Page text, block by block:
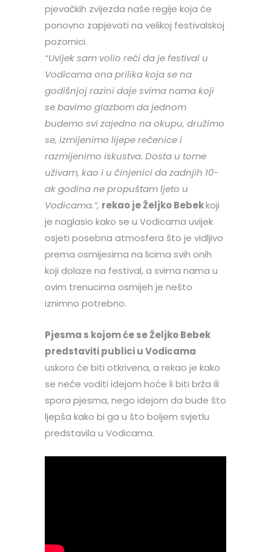
pjevačkih zvijezda naše regije koja će
ponovno zapjevati na velikoj festivalskoj
pozornici.
“Uvijek sam volio reći da je festival u
Vodicama ona prilika koja se na
godišnjoj razini daje svima nama koji
se bavimo glazbom da jednom
budemo svi zajedno na okupu, družimo
se, izmijenimo lijepe rečenice i
razmijenimo iskustva. Dosta u tome
uživam, kao i u činjenici da zadnjih 10-
ak godina ne propuštam ljeto u
Vodicama.”, rekao je Željko Bebekkoji
je naglasio kako se u Vodicama uvijek
osjeti posebna atmosfera što je vidljivo
prema osmijesima na licima svih onih
koji dolaze na festival, a svima nama u
ovim trenucima osmijeh je nešto
iznimno potrebno.
Pjesma s kojom će se Željko Bebek
predstaviti publici u Vodicama
uskoro će biti otkrivena, a rekao je kako
se neće voditi idejom hoće li biti brža ili
spora pjesma, nego idejom da bude što
ljepša kako bi ga u što boljem svjetlu
predstavila u Vodicama.